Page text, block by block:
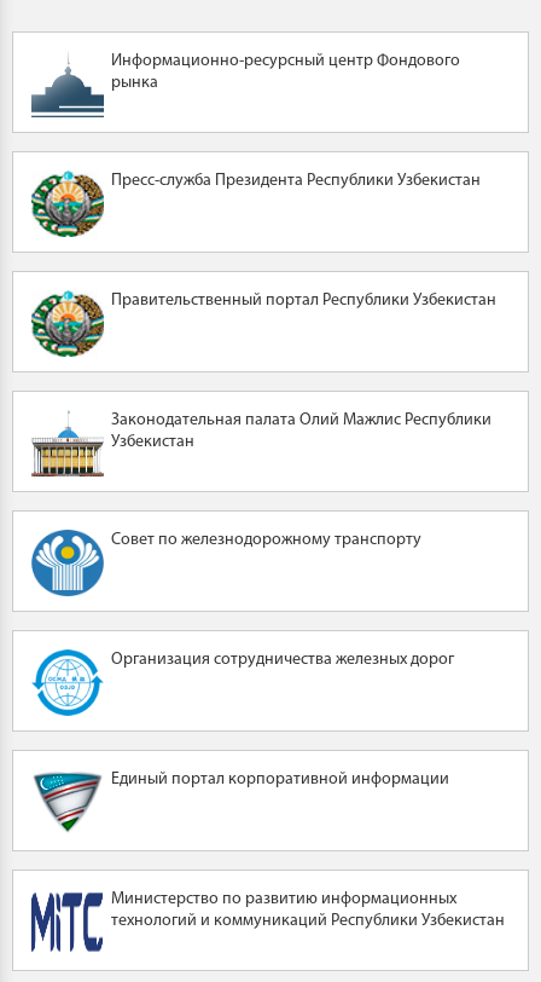
Информационно-ресурсный центр Фондового
рынка
Пресс-служба Президента Республики Узбекистан
Правительственный портал Республики Узбекистан
Законодательная палата Олий Мажлис Республики
Узбекистан
Совет по железнодорожному транспорту
Организация сотрудничества железных дорог
Единый портал корпоративной информации
Министерство по развитию информационных
технологий и коммуникаций Республики Узбекистан